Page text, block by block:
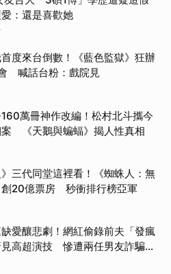
：還是喜歡她
度來台倒數！《藍色監獄》狂辦
喊話台粉：戲院見
萬冊神作改編！松村北斗攜今
案 《天鵝與蝙蝠》揭人性真相
》三代同堂這裡看！《蜘蛛人：無
創20億票房 秒衝排行榜亞軍
愛釀悲劇！網紅偷錄前夫「發瘋
見高超演技 慘遭兩任男友詐騙